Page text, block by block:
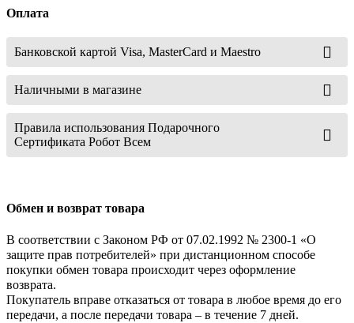
Оплата
Банковской картой Visa, MasterCard и Maestro
Наличными в магазине
Правила использования Подарочного
Сертификата Робот Всем
Обмен и возврат товара
В соответствии с Законом РФ от 07.02.1992 № 2300-1 «О
защите прав потребителей» при дистанционном способе
покупки обмен товара происходит через оформление
возврата.
Покупатель вправе отказаться от товара в любое время до его
передачи, а после передачи товара – в течение 7 дней.